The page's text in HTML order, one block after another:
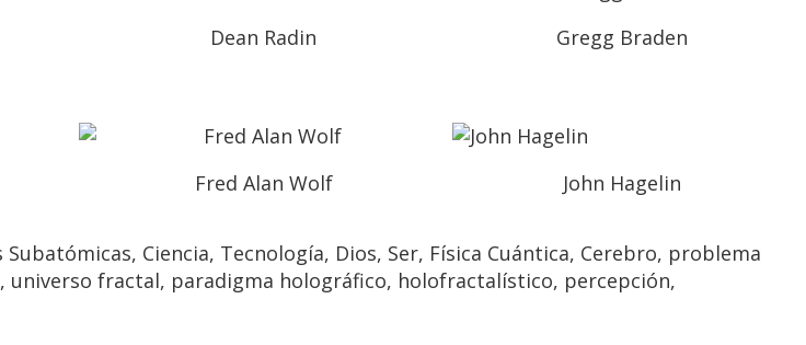
Dean Radin Gregg Braden
Fred Alan Wolf John Hagelin
Ciencia, Tecnología, Dios, Ser, Física Cuántica, Cerebro, problema
fractal, paradigma holográfico, holofractalístico, percepción,